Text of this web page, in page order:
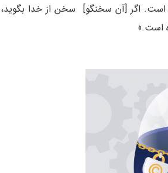
اگر [آن سخنگو] سخن از خدا بگويد،
است.»